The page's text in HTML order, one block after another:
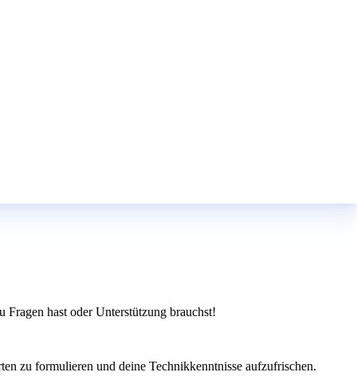
hast oder Unterstützung brauchst!
zu formulieren und deine Technikkenntnisse aufzufrischen.